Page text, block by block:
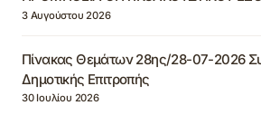
3 Αυγούστου 2026
Πίνακας Θεμάτων 28ης/28-07-2026
Δημοτικής Επιτροπής
30 Ιουλίου 2026